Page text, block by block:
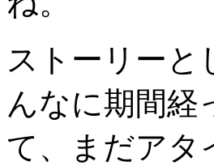
ストーリーと
んなに期間経
て、まだアタ